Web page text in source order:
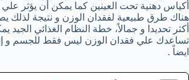
أكياس دهنية تحت العينين كما يمكن أن يؤثر
هناك طرق طبيعية لفقدان الوزن و نتيجة لذلك
أكثر تحديدا و جمالاً، خطة النظام الغذائي الجيد
تساعدك علي فقدان الوزن ليس فقط للجسم و
ايضاً .